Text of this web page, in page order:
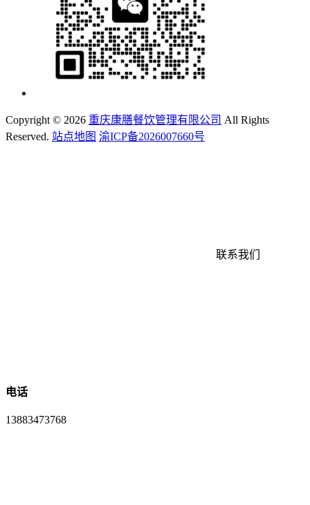
Copyright © 2026 重庆康膳餐饮管理有限公司 All Rights
Reserved. 站点地图 渝ICP备2026007660号
联系我们
电话
13883473768